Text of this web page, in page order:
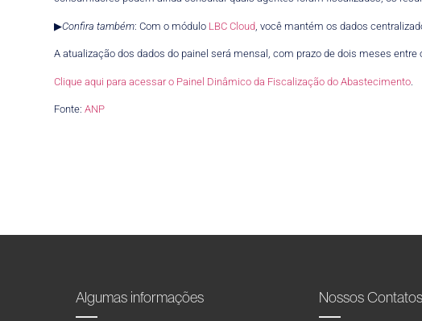
▶Confira também: Com o módulo LBC Cloud , você mantém os dados
A atualização dos dados do painel será mensal, com prazo de dois meses
Clique aqui para acessar o Painel Dinâmico da Fiscalização do Abastecimento
Fonte:ANP
Algumas informações Nossos Contatos